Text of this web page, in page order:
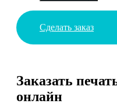
Сделать заказ
Заказать
онлайн